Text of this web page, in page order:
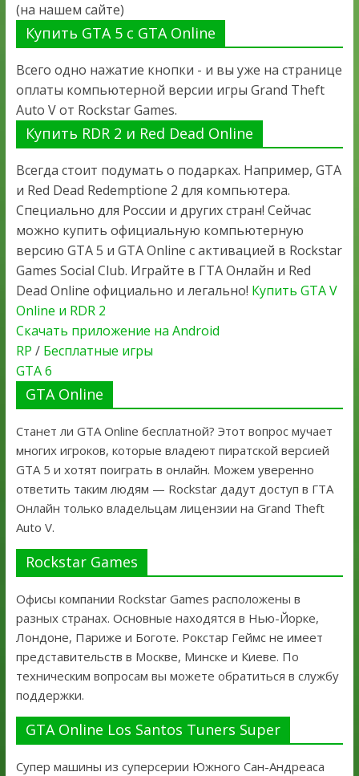
(на нашем сайте)
Купить GTA 5 с GTA Online
Всего одно нажатие кнопки - и вы уже на странице
оплаты компьютерной версии игры Grand Theft
Auto V от Rockstar Games.
Купить RDR 2 и Red Dead Online
Всегда стоит подумать о подарках. Например, GTA
и Red Dead Redemptione 2 для компьютера.
Специально для России и других стран! Сейчас
можно купить официальную компьютерную
версию GTA 5 и GTA Online с активацией в Rockstar
Games Social Club. Играйте в ГТА Онлайн и Red
Dead Online официально и легально! Купить GTA V
Online и RDR 2
Скачать приложение на Android
RP / Бесплатные игры
GTA 6
GTA Online
Станет ли GTA Online бесплатной? Этот вопрос мучает
многих игроков, которые владеют пиратской версией
GTA 5 и хотят поиграть в онлайн. Можем уверенно
ответить таким людям — Rockstar дадут доступ в ГТА
Онлайн только владельцам лицензии на Grand Theft
Auto V.
Rockstar Games
Офисы компании Rockstar Games расположены в
разных странах. Основные находятся в Нью-Йорке,
Лондоне, Париже и Боготе. Рокстар Геймс не имеет
представительств в Москве, Минске и Киеве. По
техническим вопросам вы можете обратиться в службу
поддержки.
GTA Online Los Santos Tuners Super
Супер машины из суперсерии Южного Сан-Андреаса